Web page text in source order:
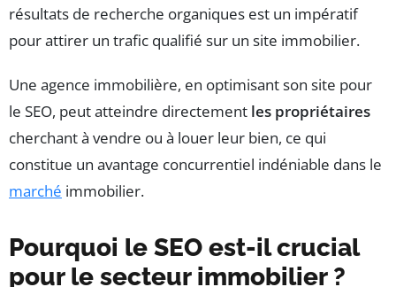
résultats de recherche organiques est un impératif
pour attirer un trafic qualifié sur un site immobilier.
Une agence immobilière, en optimisant son site pour
le SEO, peut atteindre directement les propriétaires
cherchant à vendre ou à louer leur bien, ce qui
constitue un avantage concurrentiel indéniable dans le
marché immobilier.
Pourquoi le SEO est-il crucial
pour le secteur immobilier ?